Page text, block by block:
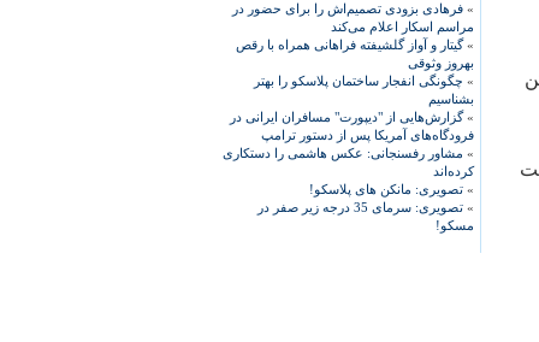
» فرهادی بزودی تصمیم‌اش را برای حضور در
مراسم اسکار اعلام می‌کند
»گیتار و آواز گلشیفته فراهانی همراه با رقص
بهروز وثوقی
» چگونگی انفجار ساختمان پلاسکو را بهتر
بشناسیم
»گزارش‌هایی از "دیپورت" مسافران ایرانی در
فرودگاه‌های آمریکا پس از دستور ترامپ
» مشاور رفسنجانی: عکس هاشمی را دستکاری
کرده‌اند
» تصویری: مانکن های پلاسکو!
»
تصویری: سرمای 35 درجه زیر صفر در
مسکو!